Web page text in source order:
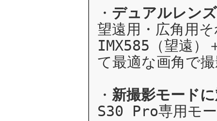
・ デュアルレン
望遠用・広角用
IMX585（望遠）
て最適な画角で
・ 新撮影モード
S30 Pro専用モ